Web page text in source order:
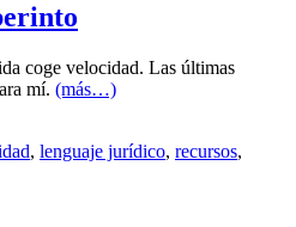
coge velocidad. Las últimas
mí. (más…)
, lenguaje jurídico, recursos,